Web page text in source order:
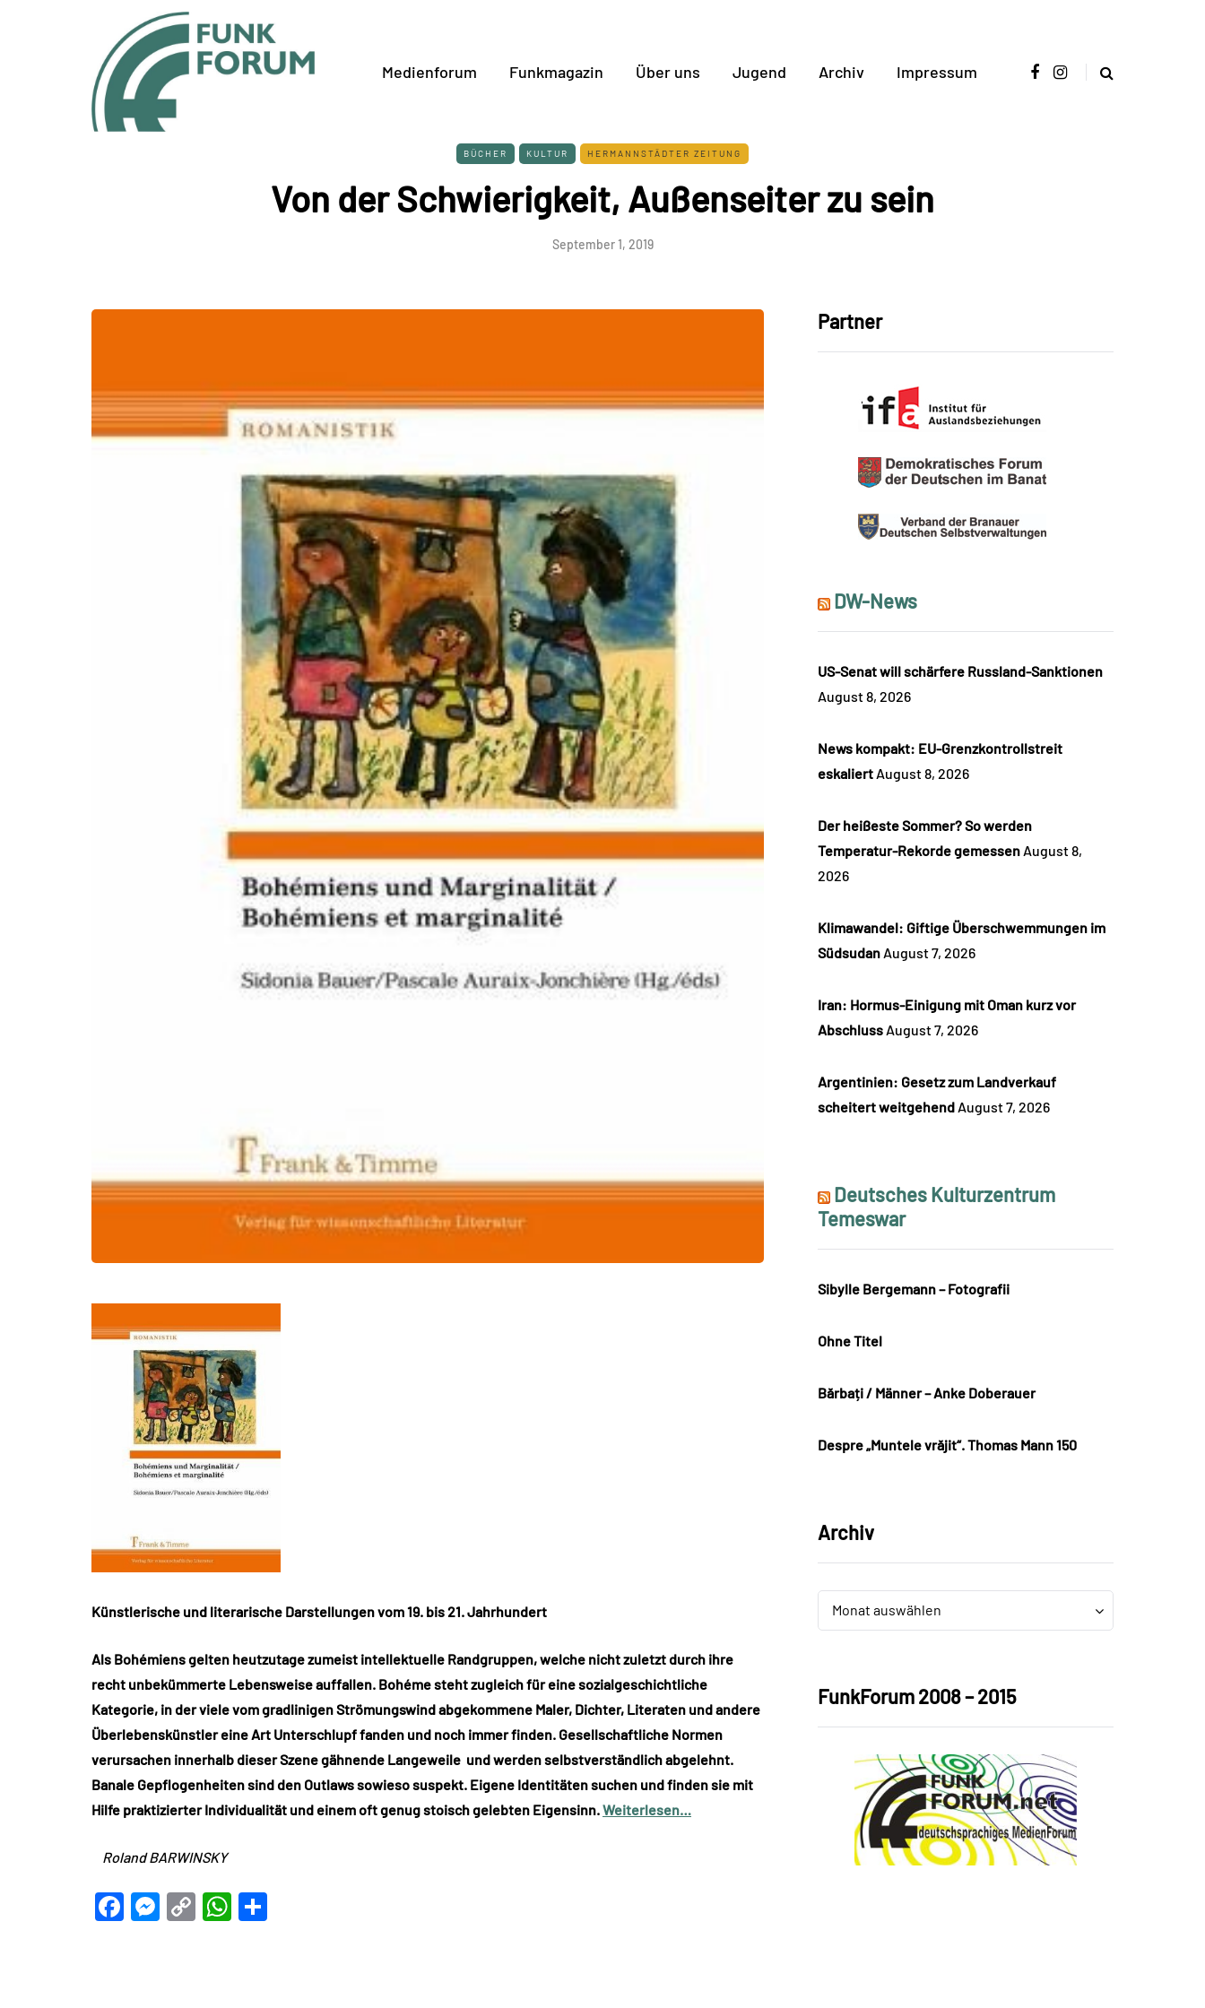
Medienforum Funkmagazin Über uns Jugend Archiv Impressum
BÜCHER KULTUR HERMANNSTÄDTER ZEITUNG
Von der Schwierigkeit, Außenseiter zu sein
September 1, 2019
Künstlerische und literarische Darstellungen vom 19. bis 21. Jahrhundert
Als Bohémiens gelten heutzutage zumeist intellektuelle Randgruppen, welche nicht zuletzt durch ihre
recht unbekümmerte Lebensweise auffallen. Bohéme steht zugleich für eine sozialgeschichtliche
Kategorie, in der viele vom gradlinigen Strömungswind abgekommene Maler, Dichter, Literaten und andere
Überlebenskünstler eine Art Unterschlupf fanden und noch immer finden. Gesellschaftliche Normen
verursachen innerhalb dieser Szene gähnende Langeweile und werden selbstverständlich abgelehnt.
Banale Gepflogenheiten sind den Outlaws sowieso suspekt. Eigene Identitäten suchen und finden sie mit
Hilfe praktizierter Individualität und einem oft genug stoisch gelebten Eigensinn.Weiterlesen…
Roland BARWINSKY
Facebook
Messenger
CopyWhatsApp
Partner
DW-News
US-Senat will schärfere Russland-Sanktionen
August 8, 2026
News kompakt: EU-Grenzkontrollstreit
eskaliert August 8, 2026
Der heißeste Sommer? So werden
Temperatur-Rekorde gemessen August 8,
2026
Klimawandel: Giftige Überschwemmungen im
Südsudan August 7, 2026
Iran: Hormus-Einigung mit Oman kurz vor
Abschluss August 7, 2026
Argentinien: Gesetz zum Landverkauf
scheitert weitgehend August 7, 2026
Deutsches Kulturzentrum
Temeswar
Sibylle Bergemann – Fotografii
Ohne Titel
Bărbați / Männer – Anke Doberauer
Despre „Muntele vrăjit“. Thomas Mann 150
Archiv
Archiv
Monat auswählen
Archiv
FunkForum 2008 – 2015